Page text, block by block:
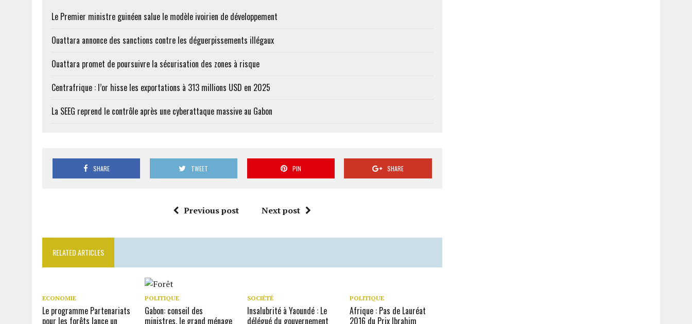
Le Premier ministre guinéen salue le modèle ivoirien de développement
Ouattara annonce des sanctions contre les déguerpissements illégaux
Ouattara promet de poursuivre la sécurisation des zones à risque
Centrafrique : l’or hisse les exportations à 313 millions USD en 2025
La SEEG reprend le contrôle après une cyberattaque massive au Gabon
SHARE TWEET PIN SHARE
Previous post Next post
RELATED ARTICLES
ECONOMIE
Le programme Partenariats
pour les forêts lance un
POLITIQUE
Gabon: conseil des
ministres, le grand ménage
SOCIÉTÉ
Insalubrité à Yaoundé : Le
délégué du gouvernement
POLITIQUE
Afrique : Pas de Lauréat
2016 du Prix Ibrahim